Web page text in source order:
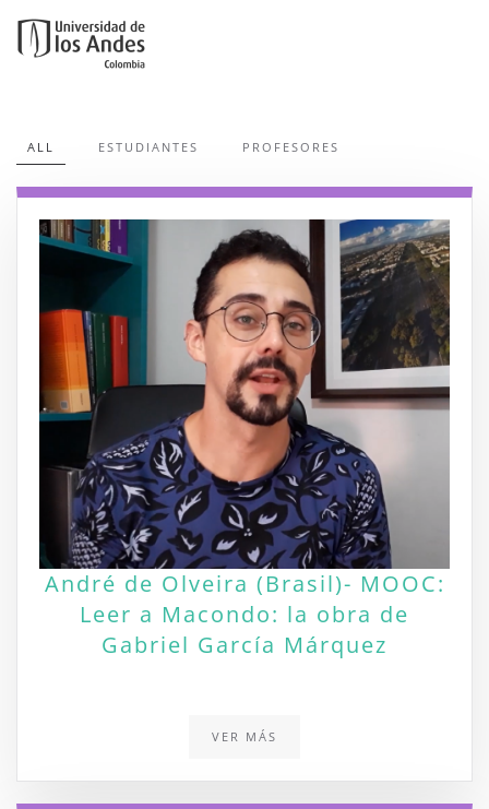
Ir al contenido principal
ALL ESTUDIANTES PROFESORES
André de Olveira (Brasil)- MOOC:
Leer a Macondo: la obra de
Gabriel García Márquez
VER MÁS